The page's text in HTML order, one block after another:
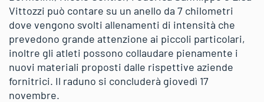
Vittozzi può contare su un anello da 7 chilometri
dove vengono svolti allenamenti di intensità che
prevedono grande attenzione ai piccoli particolari,
inoltre gli atleti possono collaudare pienamente i
nuovi materiali proposti dalle rispettive aziende
fornitrici. Il raduno si concluderà giovedì 17
novembre.